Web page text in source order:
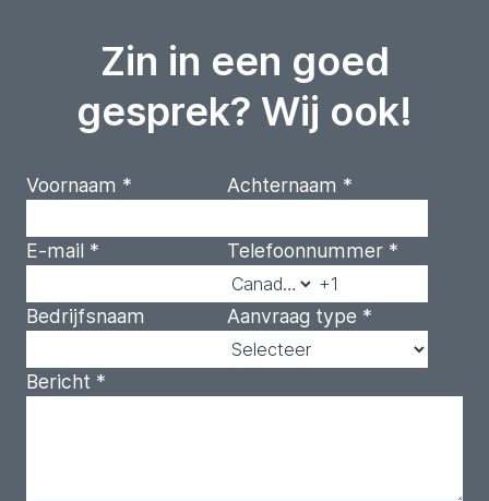
Zin in een goed
gesprek? Wij ook!
Voornaam * Achternaam *
E-mail * Telefoonnummer *
Bedrijfsnaam Aanvraag type *
Bericht *